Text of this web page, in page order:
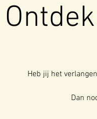
Heb jij het
Dan